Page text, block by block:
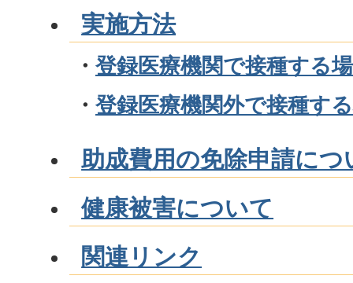
実施方法
・ 登録医療機関で接種する
・ 登録医療機関外で接種す
助成費用の免除申請につ
健康被害について
関連リンク